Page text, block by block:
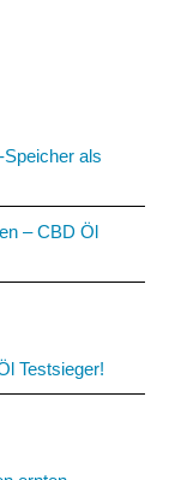
als
– CBD Öl
Testsieger!